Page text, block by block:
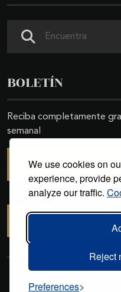
We use cookies on
experience, provide
analyze our traffic.
Reject
Preferences
BOLETÍN
Reciba completamente
semanal
reservados.